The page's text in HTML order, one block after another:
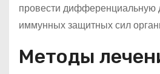
провести дифференциальную
иммунных защитных сил
Методы